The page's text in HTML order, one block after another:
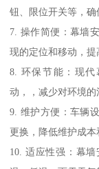
钮、限位开关等，确
7. 操作简便：幕墙
现的定位和移动，提
8. 环保节能：现
动，，减少对环境的
9. 维护方便：车辆
更换，降低维护成本
10. 适应性强：幕